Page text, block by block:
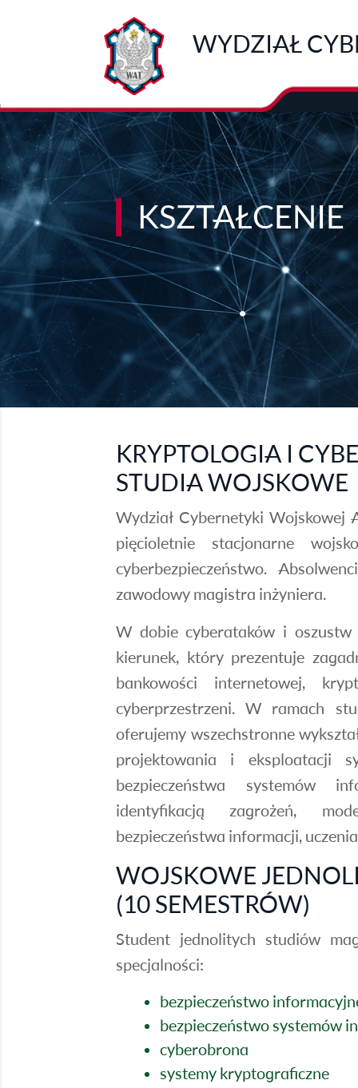
WYDZIAŁ
KSZTAŁCENIE
KRYPTOLOGIA I
STUDIA WOJSKOWE
Wydział Cybernetyki Wojskowej
pięcioletnie stacjonarne
cyberbezpieczeństwo.
zawodowy magistra inżyniera.
W dobie cyberataków i
kierunek, który prezentuje
bankowości internetowej,
cyberprzestrzeni. W ramach
oferujemy wszechstronne
projektowania i eksploatacji
bezpieczeństwa systemów
identyfikacją zagrożeń,
bezpieczeństwa informacji,
WOJSKOWE
(10 SEMESTRÓW)
Student jednolitych studiów
specjalności:
bezpieczeństwo
bezpieczeństwo systemów
cyberobrona
systemy kryptograficzne